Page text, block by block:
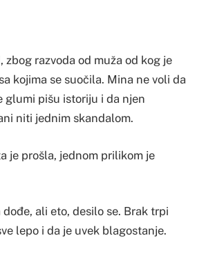
razvoda od muža od kog je
kojima se suočila. Mina ne voli da
glumi pišu istoriju i da njen
niti jednim skandalom.
je prošla, jednom prilikom je
ali eto, desilo se. Brak trpi
lepo i da je uvek blagostanje.